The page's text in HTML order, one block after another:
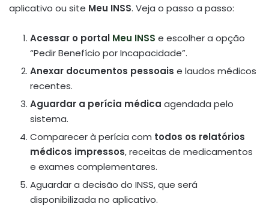
aplicativo ou site Meu INSS. Veja o passo a passo:
Acessar o portal Meu INSS e escolher a opção
“Pedir Benefício por Incapacidade”.
Anexar documentos pessoais e laudos médicos
recentes.
Aguardar a perícia médica agendada pelo
sistema.
Comparecer à perícia com todos os relatórios
médicos impressos, receitas de medicamentos
e exames complementares.
Aguardar a decisão do INSS, que será
disponibilizada no aplicativo.